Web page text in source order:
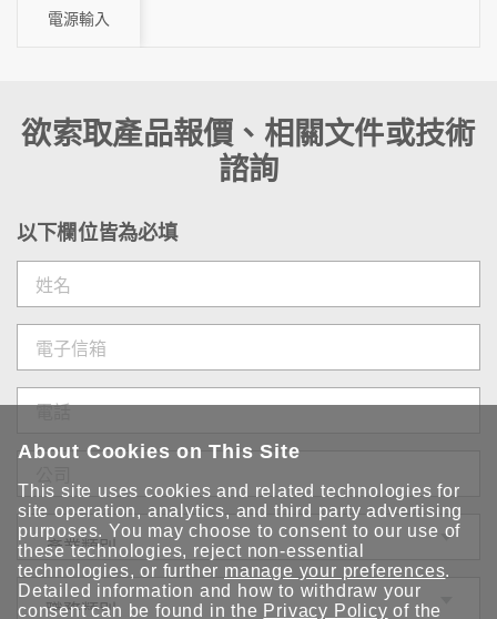
電源輸入
欲索取產品報價、相關文件或技術
諮詢
以下欄位皆為必填
About Cookies on This Site
This site uses cookies and related technologies for
site operation, analytics, and third party advertising
purposes. You may choose to consent to our use of
these technologies, reject non-essential
technologies, or further manage your preferences.
Detailed information and how to withdraw your
consent can be found in the Privacy Policy of the